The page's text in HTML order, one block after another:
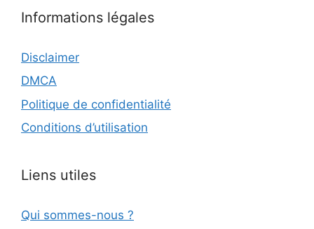
Informations légales
Disclaimer
DMCA
Politique de confidentialité
Conditions d’utilisation
Liens utiles
Qui sommes-nous ?